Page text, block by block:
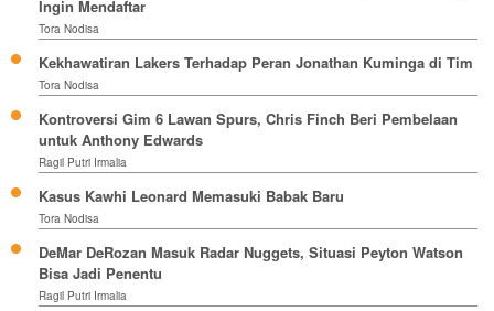
Ingin Mendaftar
Tora Nodisa
Kekhawatiran Lakers Terhadap Peran Jonathan Kuminga di Tim
Tora Nodisa
Kontroversi Gim 6 Lawan Spurs, Chris Finch Beri Pembelaan
untuk Anthony Edwards
Ragil Putri Irmalia
Kasus Kawhi Leonard Memasuki Babak Baru
Tora Nodisa
DeMar DeRozan Masuk Radar Nuggets, Situasi Peyton Watson
Bisa Jadi Penentu
Ragil Putri Irmalia